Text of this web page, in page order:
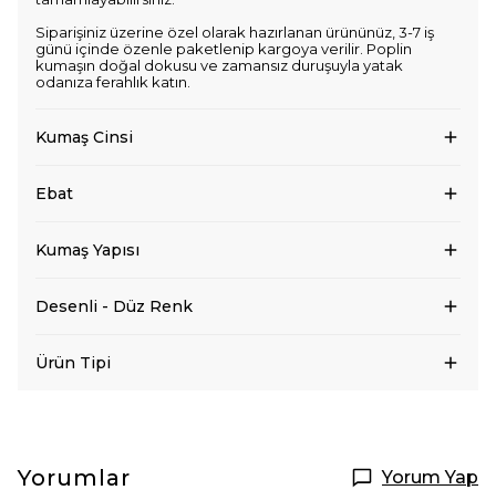
Siparişiniz üzerine özel olarak hazırlanan ürününüz, 3-7 iş
günü içinde özenle paketlenip kargoya verilir. Poplin
kumaşın doğal dokusu ve zamansız duruşuyla yatak
odanıza ferahlık katın.
Kumaş Cinsi
Ebat
Kumaş Yapısı
Desenli - Düz Renk
Ürün Tipi
Yorumlar Yorum Yap